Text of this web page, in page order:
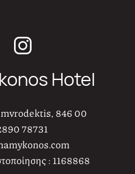
Hotel
846 00
78731
: 1168868